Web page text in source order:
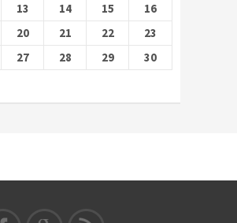
13 14 15
16
20 21 22
23
27 28 29
30